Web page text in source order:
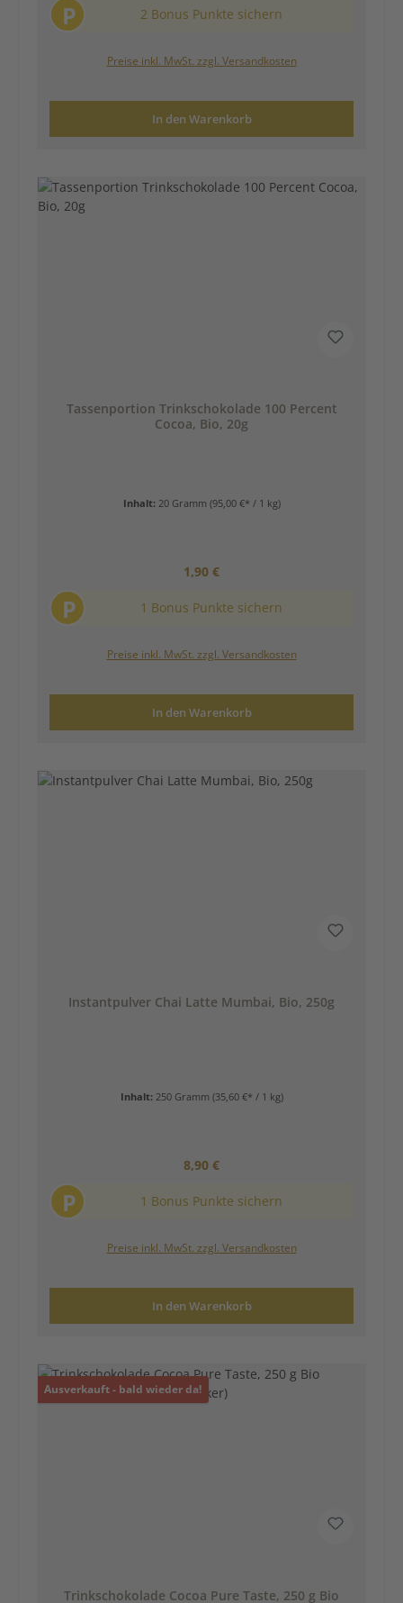
P 2 Bonus Punkte sichern
Preise inkl. MwSt. zzgl. Versandkosten
In den Warenkorb
Tassenportion Trinkschokolade 100 Percent
Cocoa, Bio, 20g
Inhalt: 20 Gramm (95,00 €* / 1 kg)
Regulärer Preis:
1,90 €
P 1 Bonus Punkte sichern
Preise inkl. MwSt. zzgl. Versandkosten
In den Warenkorb
Instantpulver Chai Latte Mumbai, Bio, 250g
Inhalt: 250 Gramm (35,60 €* / 1 kg)
Regulärer Preis:
8,90 €
P 1 Bonus Punkte sichern
Preise inkl. MwSt. zzgl. Versandkosten
In den Warenkorb
Ausverkauft - bald wieder da!
Trinkschokolade Cocoa Pure Taste, 250 g Bio